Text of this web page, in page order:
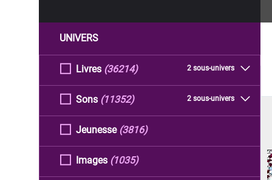
UNIVERS
Livres 2 sous-univers
(36214)
Sons 2 sous-univers
(11352)
Jeunesse (3816)
Images (1035)